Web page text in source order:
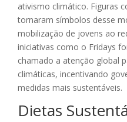
ativismo climático. Figuras
tornaram símbolos desse
mobilização de jovens ao
iniciativas como o Fridays
chamado a atenção global
climáticas, incentivando
medidas mais sustentáveis.
Dietas